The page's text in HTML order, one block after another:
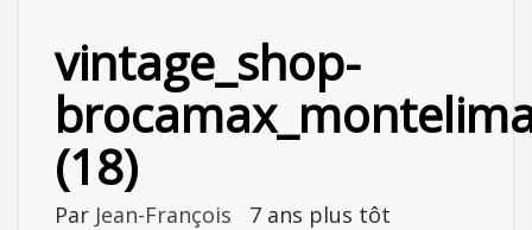
vintage_shop-
(18)
Par Jean-François 7 ans plus tôt